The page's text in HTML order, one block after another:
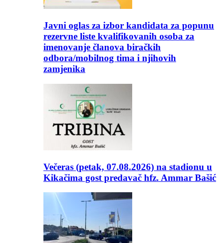
Javni oglas za izbor kandidata za popunu
rezervne liste kvalifikovanih osoba za
imenovanje članova biračkih
odbora/mobilnog tima i njihovih
zamjenika
Večeras (petak, 07.08.2026) na stadionu u
Kikačima gost predavač hfz. Ammar Bašić